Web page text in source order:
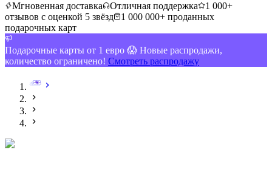
Мгновенная доставка
Отличная поддержка
1 000+
отзывов с оценкой 5 звёзд
1 000 000+ проданных
подарочных карт
Подарочные карты от 1 евро 😱 Новые распродажи,
количество ограничено! Смотреть распродажу